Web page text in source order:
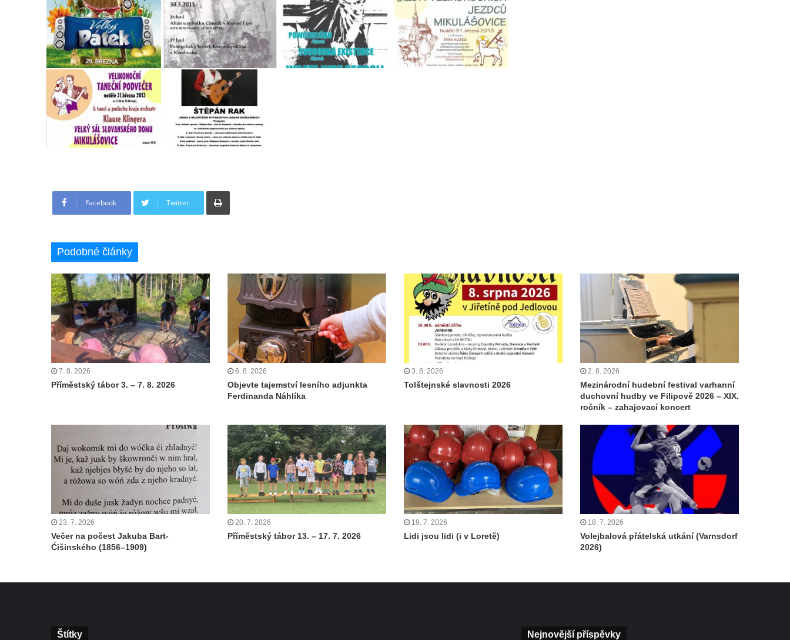
Facebook Twitter
Tisknout
Podobné články
7. 8. 2026
Příměstský tábor 3. – 7. 8. 2026
6. 8. 2026
Objevte tajemství lesního adjunkta
Ferdinanda Náhlíka
3. 8. 2026
Tolštejnské slavnosti 2026
2. 8. 2026
Mezinárodní hudební festival varhanní
duchovní hudby ve Filipově 2026 – XIX.
ročník – zahajovací koncert
23. 7. 2026
Večer na počest Jakuba Bart-
Ćišinského (1856–1909)
20. 7. 2026
Příměstský tábor 13. – 17. 7. 2026
19. 7. 2026
Lidi jsou lidi (i v Loretě)
18. 7. 2026
Volejbalová přátelská utkání (Varnsdorf
2026)
Štítky Nejnovější příspěvky